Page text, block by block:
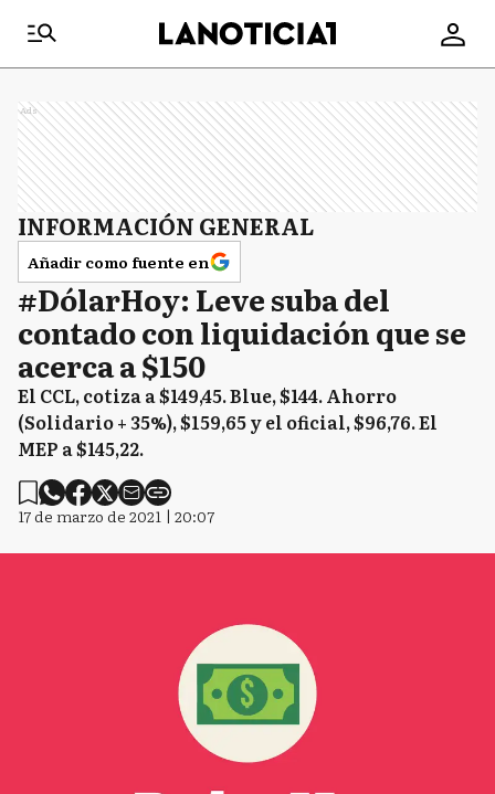
Ads
INFORMACIÓN GENERAL
Añadir como fuente en
#DólarHoy: Leve suba del
contado con liquidación que se
acerca a $150
El CCL, cotiza a $149,45. Blue, $144. Ahorro
(Solidario + 35%), $159,65 y el oficial, $96,76. El
MEP a $145,22.
17 de marzo de 2021 | 20:07